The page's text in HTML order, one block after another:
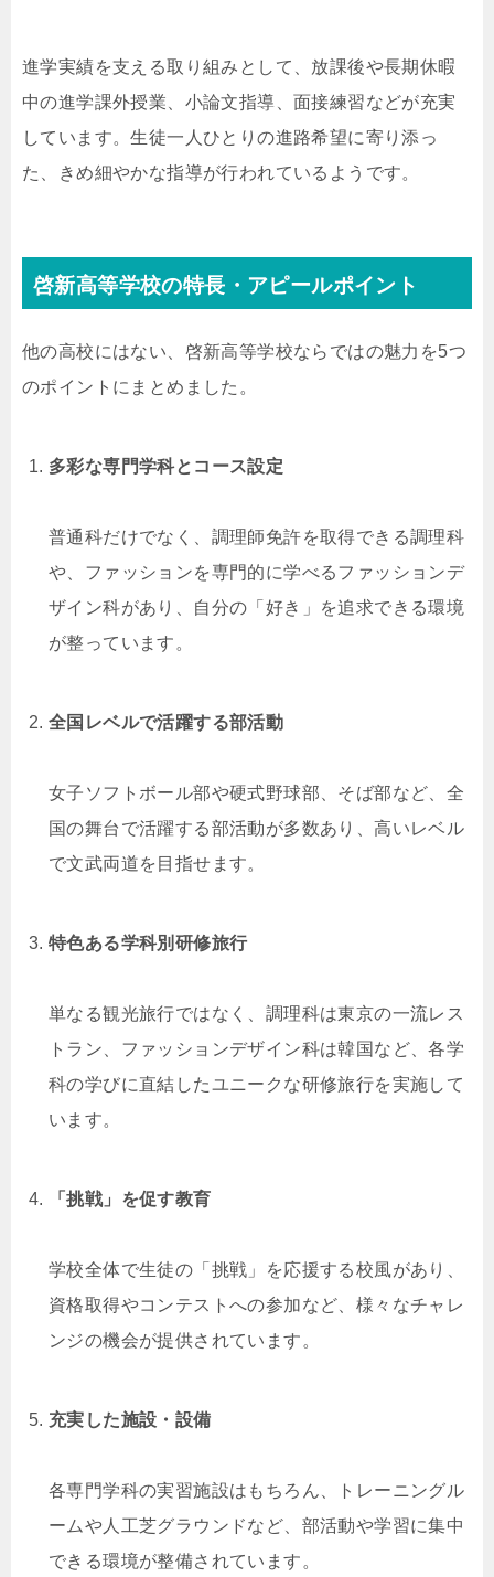
進学実績を支える取り組みとして、放課後や長期休暇
中の進学課外授業、小論文指導、面接練習などが充実
しています。生徒一人ひとりの進路希望に寄り添っ
た、きめ細やかな指導が行われているようです。
啓新高等学校の特長・アピールポイント
他の高校にはない、啓新高等学校ならではの魅力を5つ
のポイントにまとめました。
多彩な専門学科とコース設定
普通科だけでなく、調理師免許を取得できる調理科
や、ファッションを専門的に学べるファッションデ
ザイン科があり、自分の「好き」を追求できる環境
が整っています。
全国レベルで活躍する部活動
女子ソフトボール部や硬式野球部、そば部など、全
国の舞台で活躍する部活動が多数あり、高いレベル
で文武両道を目指せます。
特色ある学科別研修旅行
単なる観光旅行ではなく、調理科は東京の一流レス
トラン、ファッションデザイン科は韓国など、各学
科の学びに直結したユニークな研修旅行を実施して
います。
「挑戦」を促す教育
学校全体で生徒の「挑戦」を応援する校風があり、
資格取得やコンテストへの参加など、様々なチャレ
ンジの機会が提供されています。
充実した施設・設備
各専門学科の実習施設はもちろん、トレーニングル
ームや人工芝グラウンドなど、部活動や学習に集中
できる環境が整備されています。